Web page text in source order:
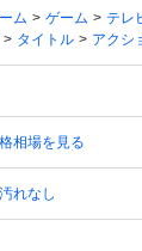
ム ゲーム テレ
タイトル アクシ
相場を見る
れなし